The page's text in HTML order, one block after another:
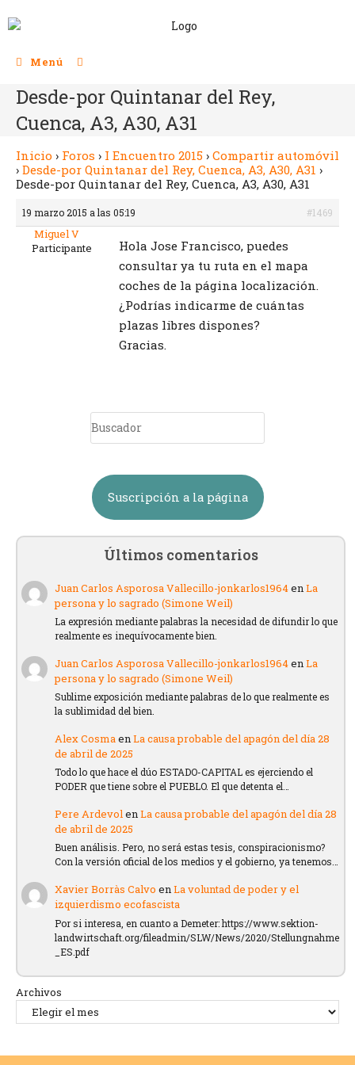
Menú
Desde-por Quintanar del Rey,
Cuenca, A3, A30, A31
Inicio › Foros › I Encuentro 2015 › Compartir automóvil
› Desde-por Quintanar del Rey, Cuenca, A3, A30, A31 ›
Desde-por Quintanar del Rey, Cuenca, A3, A30, A31
19 marzo 2015 a las 05:19 #1469
Miguel V
Participante
Hola Jose Francisco, puedes
consultar ya tu ruta en el mapa
coches de la página localización.
¿Podrías indicarme de cuántas
plazas libres dispones?
Gracias.
Suscripción a la página
Últimos comentarios
Juan Carlos Asporosa Vallecillo-jonkarlos1964enLa
persona y lo sagrado (Simone Weil)
La expresión mediante palabras la necesidad de difundir lo que
realmente es inequívocamente bien.
Juan Carlos Asporosa Vallecillo-jonkarlos1964enLa
persona y lo sagrado (Simone Weil)
Sublime exposición mediante palabras de lo que realmente es
la sublimidad del bien.
Alex CosmaenLa causa probable del apagón del día 28
de abril de 2025
Todo lo que hace el dúo ESTADO-CAPITAL es ejerciendo el
PODER que tiene sobre el PUEBLO. El que detenta el…
Pere ArdevolenLa causa probable del apagón del día 28
de abril de 2025
Buen análisis. Pero, no será estas tesis, conspiracionismo?
Con la versión oficial de los medios y el gobierno, ya tenemos…
Xavier Borràs Calvo enLa voluntad de poder y el
izquierdismo ecofascista
Por si interesa, en cuanto a Demeter: https://www.sektion-
landwirtschaft.org/fileadmin/SLW/News/2020/Stellungnahme
_ES.pdf
Archivos